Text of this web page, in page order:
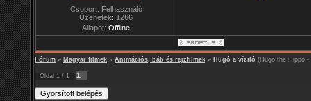
Csoport: Felhasználó
Üzenetek: 1266
Állapot: Offline
Fórum » Magyar filmek » Animációs, báb és rajzfilmek » Hugó a víziló (Hugo the Hippo -
Oldal 1 / 1 1